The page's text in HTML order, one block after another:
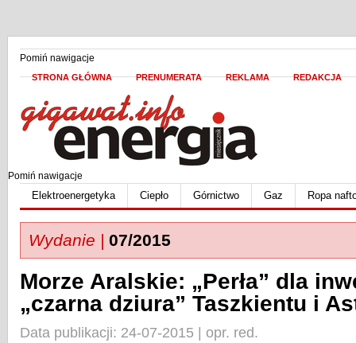
Pomiń nawigacje
STRONA GŁÓWNA PRENUMERATA REKLAMA REDAKCJA
Pomiń nawigacje
Elektroenergetyka Ciepło Górnictwo Gaz Ropa
Wydanie | 07/2015
Morze Aralskie: „Perła” dla
„czarna dziura” Taszkientu i
Data publikacji: 24-07-2015 | opr. red.